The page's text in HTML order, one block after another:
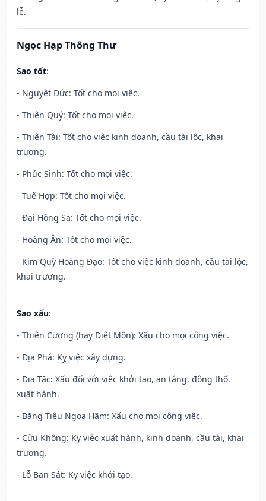
lễ.
Ngọc Hạp Thông Thư
Sao tốt:
- Nguyệt Đức: Tốt cho mọi việc.
- Thiên Quý: Tốt cho mọi việc.
- Thiên Tài: Tốt cho việc kinh doanh, cầu tài lộc, khai
trương.
- Phúc Sinh: Tốt cho mọi việc.
- Tuế Hợp: Tốt cho mọi việc.
- Đại Hồng Sa: Tốt cho mọi việc.
- Hoàng Ân: Tốt cho mọi việc.
- Kim Quỹ Hoàng Đạo: Tốt cho việc kinh doanh, cầu tài lộc,
khai trương.
Sao xấu:
- Thiên Cương (hay Diệt Môn): Xấu cho mọi công việc.
- Địa Phá: Kỵ việc xây dựng.
- Địa Tặc: Xấu đối với việc khởi tạo, an táng, động thổ,
xuất hành.
- Băng Tiêu Ngoạ Hãm: Xấu cho mọi công việc.
- Cửu Không: Kỵ việc xuất hành, kinh doanh, cầu tài, khai
trương.
- Lỗ Ban Sát: Kỵ việc khởi tạo.